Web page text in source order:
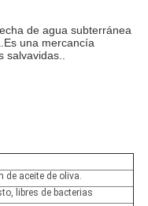
de agua subterránea
una mercancía
salvavidas..
de aceite de oliva.
libres de bacterias